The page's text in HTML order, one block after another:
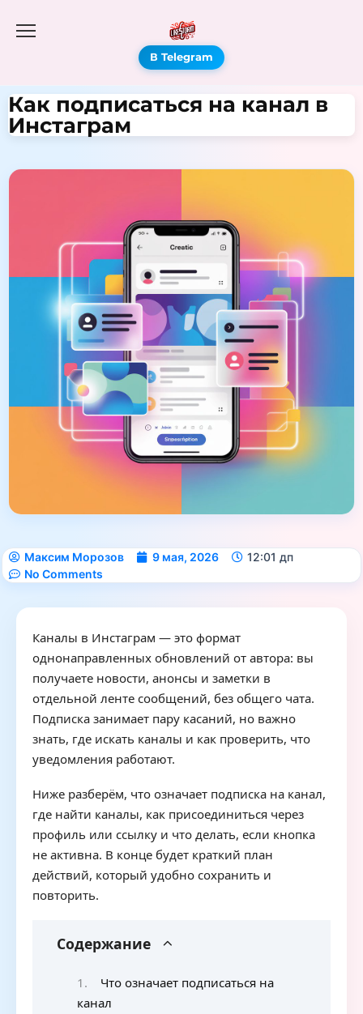
В Telegram
Как подписаться на канал в
Инстаграм
Максим Морозов 9 мая, 2026
12:01 дп
No Comments
Каналы в Инстаграм — это формат
однонаправленных обновлений от автора: вы
получаете новости, анонсы и заметки в
отдельной ленте сообщений, без общего чата.
Подписка занимает пару касаний, но важно
знать, где искать каналы и как проверить, что
уведомления работают.
Ниже разберём, что означает подписка на канал,
где найти каналы, как присоединиться через
профиль или ссылку и что делать, если кнопка
не активна. В конце будет краткий план
действий, который удобно сохранить и
повторить.
Содержание
Что означает подписаться на
канал